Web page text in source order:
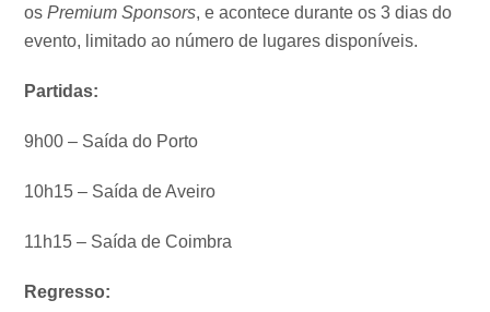
osPremium Sponsors, e acontece durante os 3 dias do
evento, limitado ao número de lugares disponíveis.
Partidas:
9h00 – Saída do Porto
10h15 – Saída de Aveiro
11h15 – Saída de Coimbra
Regresso: